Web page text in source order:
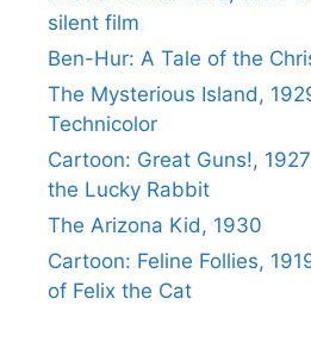
silent film
Ben-Hur: A Tale of the
The Mysterious Island,
Technicolor
Cartoon: Great Guns!,
the Lucky Rabbit
The Arizona Kid, 1930
Cartoon: Feline Follies,
of Felix the Cat